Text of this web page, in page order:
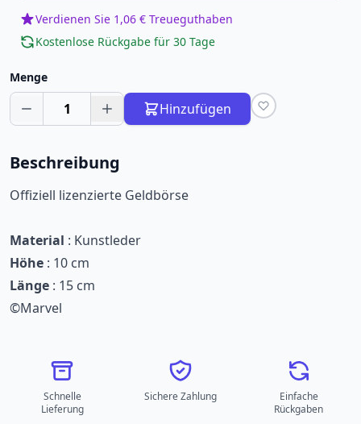
Verdienen Sie 1,06 € Treueguthaben
Kostenlose Rückgabe für 30 Tage
Menge
1 Hinzufügen
Beschreibung
Offiziell lizenzierte Geldbörse
Material : Kunstleder
Höhe : 10 cm
Länge : 15 cm
©Marvel
Schnelle
Lieferung
Sichere Zahlung
Einfache
Rückgaben